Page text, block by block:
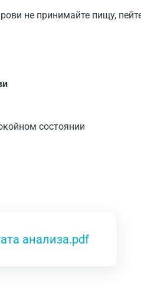
не принимайте пищу,
состоянии
анализа.pdf